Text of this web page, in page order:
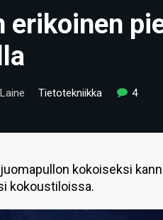
erikoinen
Tietotekniikka 4
kokoiseksi
kokoustiloissa.